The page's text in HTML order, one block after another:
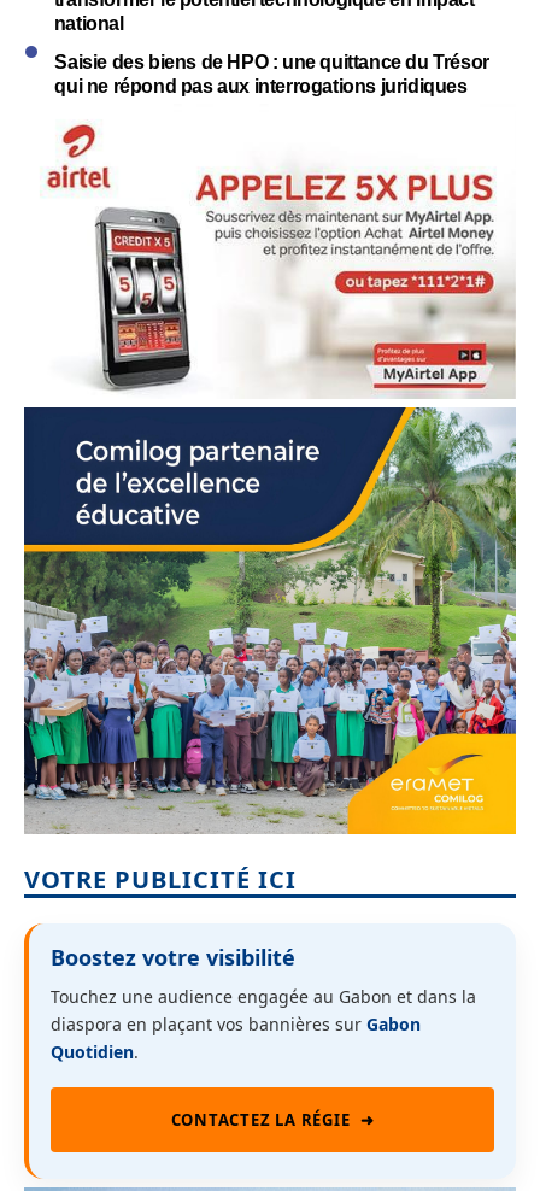
national
Saisie des biens de HPO : une quittance du Trésor
qui ne répond pas aux interrogations juridiques
VOTRE PUBLICITÉ ICI
Boostez votre visibilité
Touchez une audience engagée au Gabon et dans la
diaspora en plaçant vos bannières sur Gabon
Quotidien.
CONTACTEZ LA RÉGIE ➜